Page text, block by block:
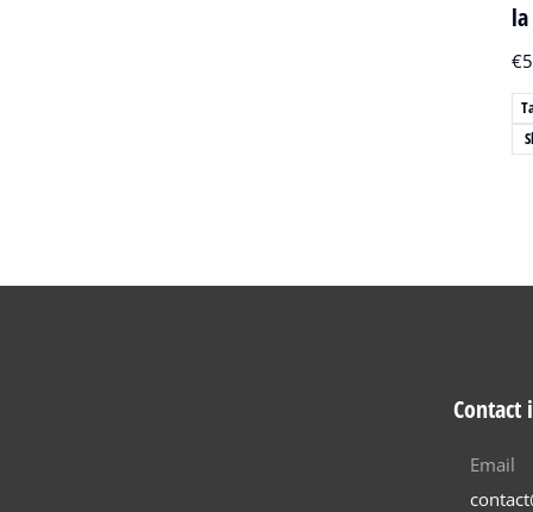
€
Contact
Email